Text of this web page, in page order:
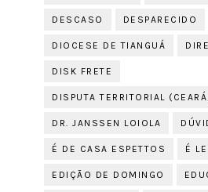
DESCASO DESPARECIDO
DIOCESE DE TIANGUÁ
DISK FRETE
DISPUTA TERRITORIAL
DR. JANSSEN LOIOLA
É DE CASA ESPETTOS É
EDIÇÃO DE DOMINGO